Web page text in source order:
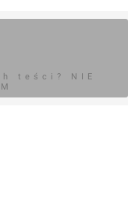
teści? NIE